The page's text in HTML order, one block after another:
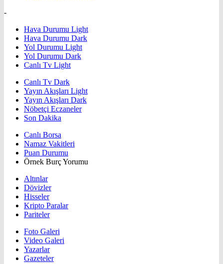
-
Hava Durumu Light
Hava Durumu Dark
Yol Durumu Light
Yol Durumu Dark
Canlı Tv Light
Canlı Tv Dark
Yayın Akışları Light
Yayın Akışları Dark
Nöbetçi Eczaneler
Son Dakika
Canlı Borsa
Namaz Vakitleri
Puan Durumu
Örnek Burç Yorumu
Altınlar
Dövizler
Hisseler
Kripto Paralar
Pariteler
Foto Galeri
Video Galeri
Yazarlar
Gazeteler